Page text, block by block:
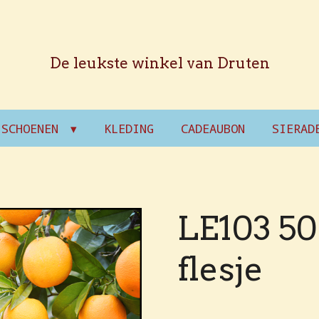
De leukste winkel van Druten
SCHOENEN KLEDING CADEAUBON
LE103
flesje